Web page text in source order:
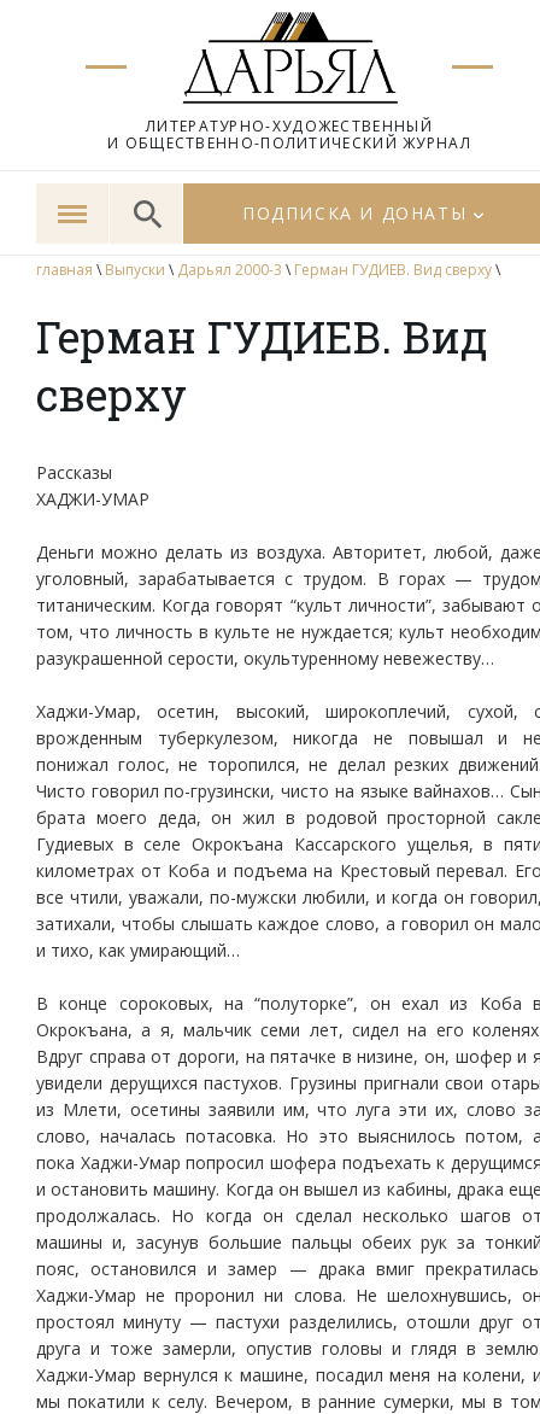
ЛИТЕРАТУРНО-ХУДОЖЕСТВЕННЫЙ
И ОБЩЕСТВЕННО-ПОЛИТИЧЕСКИЙ ЖУРНАЛ
ПОДПИСКА И ДОНАТЫ
главная \ Выпуски \ Дарьял 2000-3 \ Герман ГУДИЕВ. Вид сверху\
Герман ГУДИЕВ. Вид
сверху
Рассказы
ХАДЖИ-УМАР
Деньги можно делать из воздуха. Авторитет, любой,
уголовный, зарабатывается с трудом. В горах —
титаническим. Когда говорят “культ личности”, забывают
том, что личность в культе не нуждается; культ
разукрашенной серости, окультуренному невежеству…
Хаджи-Умар, осетин, высокий, широкоплечий, сухой,
врожденным туберкулезом, никогда не повышал и
понижал голос, не торопился, не делал резких
Чисто говорил по-грузински, чисто на языке вайнахов…
брата моего деда, он жил в родовой просторной
Гудиевых в селе Окрокъана Кассарского ущелья, в
километрах от Коба и подъема на Крестовый перевал.
все чтили, уважали, по-мужски любили, и когда он
затихали, чтобы слышать каждое слово, а говорил он
и тихо, как умирающий…
В конце сороковых, на “полуторке”, он ехал из Коба
Окрокъана, а я, мальчик семи лет, сидел на его
Вдруг справа от дороги, на пятачке в низине, он, шофер и
увидели дерущихся пастухов. Грузины пригнали свои
из Млети, осетины заявили им, что луга эти их, слово
слово, началась потасовка. Но это выяснилось потом,
пока Хаджи-Умар попросил шофера подъехать к
и остановить машину. Когда он вышел из кабины, драка
продолжалась. Но когда он сделал несколько шагов
машины и, засунув большие пальцы обеих рук за
пояс, остановился и замер — драка вмиг
Хаджи-Умар не проронил ни слова. Не шелохнувшись,
простоял минуту — пастухи разделились, отошли друг
друга и тоже замерли, опустив головы и глядя в
Хаджи-Умар вернулся к машине, посадил меня на колени,
мы покатили к селу. Вечером, в ранние сумерки, мы в